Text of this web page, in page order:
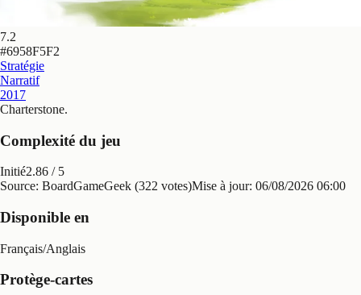
7.2
#6958F5F2
Stratégie
Narratif
2017
Charterstone.
Complexité du jeu
Initié2.86 / 5
Source: BoardGameGeek (322 votes)Mise à jour: 06/08/2026 06:00
Disponible en
Français/Anglais
Protège-cartes